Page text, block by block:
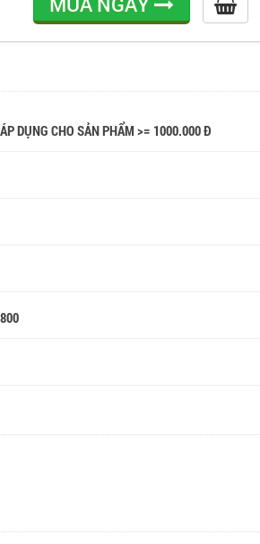
DỤNG CHO SẢN PHẨM >= 1000.000 Đ